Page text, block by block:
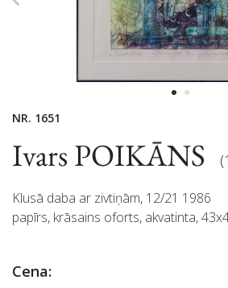
NR. 1651
Ivars POIKĀNS
Klusā daba ar zivtiņām, 12/21 1986
papīrs, krāsains oforts, akvatinta,
Cena: